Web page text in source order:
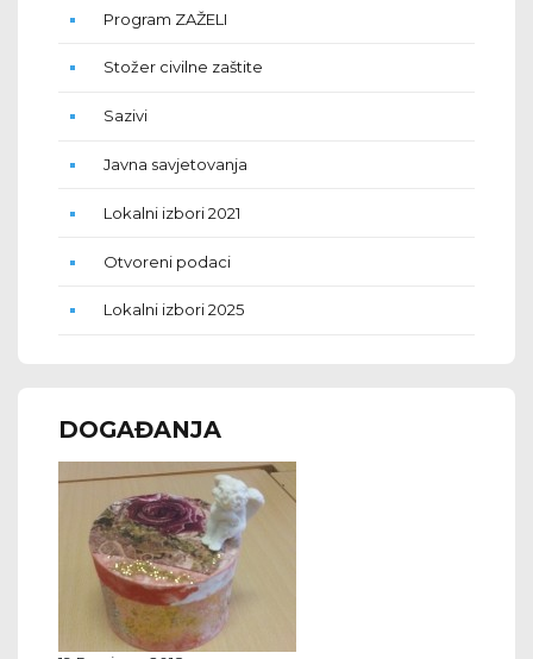
Program ZAŽELI
Stožer civilne zaštite
Sazivi
Javna savjetovanja
Lokalni izbori 2021
Otvoreni podaci
Lokalni izbori 2025
DOGAĐANJA